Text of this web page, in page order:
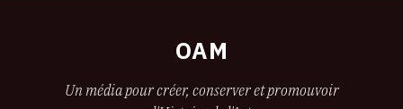
OAM
Un média pour créer, conserver et promouvoir